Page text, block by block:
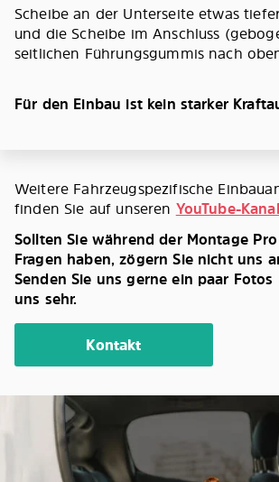
Scheibe an der Unterseite etwas
und die Scheibe im Anschluss
seitlichen Führungsgummis nach
Für den Einbau ist kein starker
Weitere Fahrzeugspezifische
finden Sie auf unseren YouTube-Kanal
Sollten Sie während der Montage
Fragen haben, zögern Sie nicht uns
Senden Sie uns gerne ein paar
uns sehr.
Kontakt